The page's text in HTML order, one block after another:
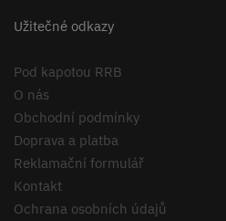
Užitečné odkazy
Pod kapotou RRB
O nás
Obchodní podmínky
Doprava a platba
Reklamační formulář
Kontakt
Ochrana osobních údajů